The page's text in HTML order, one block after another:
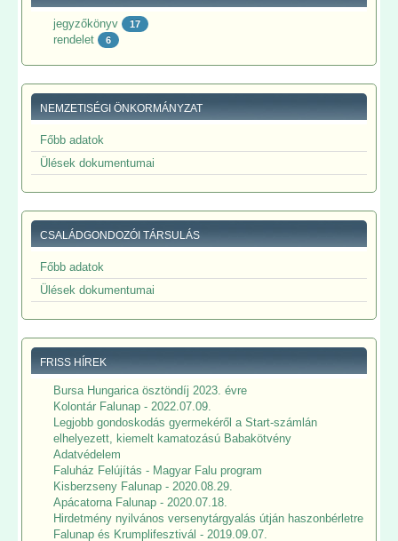
jegyzőkönyv 17
rendelet 6
NEMZETISÉGI ÖNKORMÁNYZAT
Főbb adatok
Ülések dokumentumai
CSALÁDGONDOZÓI TÁRSULÁS
Főbb adatok
Ülések dokumentumai
FRISS HÍREK
Bursa Hungarica ösztöndíj 2023. évre
Kolontár Falunap - 2022.07.09.
Legjobb gondoskodás gyermekéről a Start-számlán
elhelyezett, kiemelt kamatozású Babakötvény
Adatvédelem
Faluház Felújítás - Magyar Falu program
Kisberzseny Falunap - 2020.08.29.
Apácatorna Falunap - 2020.07.18.
Hirdetmény nyilvános versenytárgyalás útján haszonbérletre
Falunap és Krumplifesztivál - 2019.09.07.